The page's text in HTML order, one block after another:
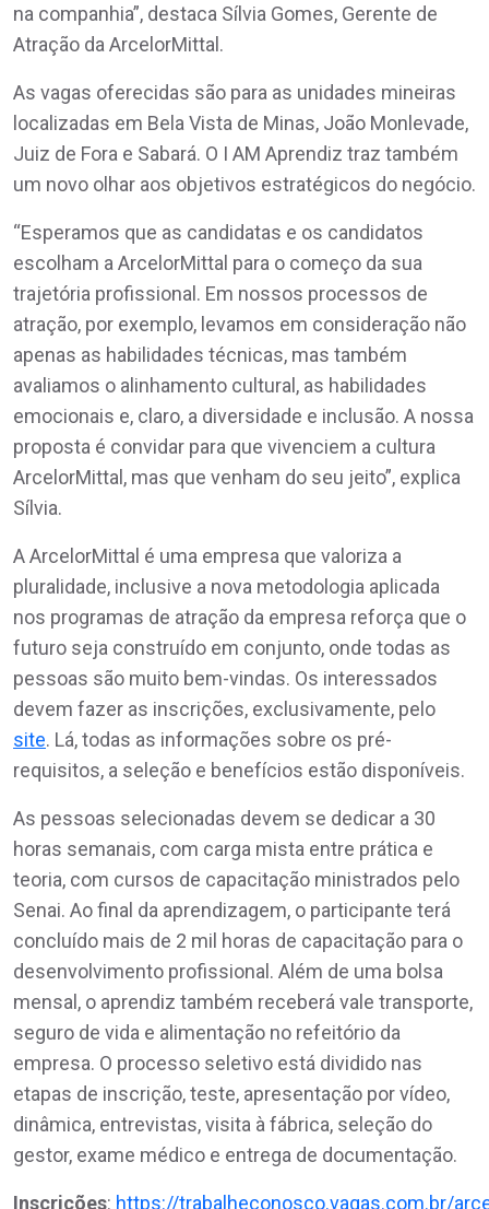
na companhia”, destaca Sílvia Gomes, Gerente de
Atração da ArcelorMittal.
As vagas oferecidas são para as unidades mineiras
localizadas em Bela Vista de Minas, João Monlevade,
Juiz de Fora e Sabará. O I AM Aprendiz traz também
um novo olhar aos objetivos estratégicos do negócio.
“Esperamos que as candidatas e os candidatos
escolham a ArcelorMittal para o começo da sua
trajetória profissional. Em nossos processos de
atração, por exemplo, levamos em consideração não
apenas as habilidades técnicas, mas também
avaliamos o alinhamento cultural, as habilidades
emocionais e, claro, a diversidade e inclusão. A nossa
proposta é convidar para que vivenciem a cultura
ArcelorMittal, mas que venham do seu jeito”, explica
Sílvia.
A ArcelorMittal é uma empresa que valoriza a
pluralidade, inclusive a nova metodologia aplicada
nos programas de atração da empresa reforça que o
futuro seja construído em conjunto, onde todas as
pessoas são muito bem-vindas. Os interessados
devem fazer as inscrições, exclusivamente, pelo
site. Lá, todas as informações sobre os pré-
requisitos, a seleção e benefícios estão disponíveis.
As pessoas selecionadas devem se dedicar a 30
horas semanais, com carga mista entre prática e
teoria, com cursos de capacitação ministrados pelo
Senai. Ao final da aprendizagem, o participante terá
concluído mais de 2 mil horas de capacitação para o
desenvolvimento profissional. Além de uma bolsa
mensal, o aprendiz também receberá vale transporte,
seguro de vida e alimentação no refeitório da
empresa. O processo seletivo está dividido nas
etapas de inscrição, teste, apresentação por vídeo,
dinâmica, entrevistas, visita à fábrica, seleção do
gestor, exame médico e entrega de documentação.
Inscrições: https://trabalheconosco.vagas.com.br/